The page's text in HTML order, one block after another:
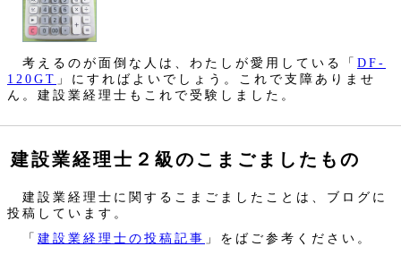
考えるのが面倒な人は、わたしが愛用している「 DF-
120GT 」にすればよいでしょう。これで支障ありませ
ん。建設業経理士もこれで受験しました。
建設業経理士２級のこまごましたもの
建設業経理士に関するこまごましたことは、ブログに
投稿しています。
「 建設業経理士の投稿記事 」をばご参考ください。